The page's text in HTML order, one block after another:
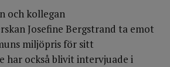
och kollegan
Josefine Bergstrand ta emot
miljöpris för sitt
har också blivit intervjuade i